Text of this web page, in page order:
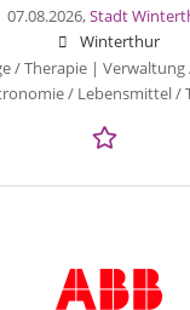
07.08.2026,Stadt
Winterthur
/ Therapie | Verwaltung
/ Lebensmittel /